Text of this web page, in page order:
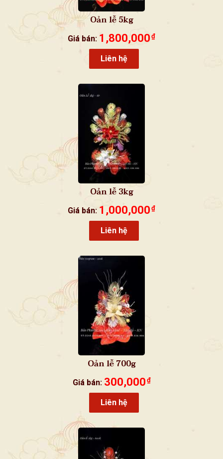
Oản lễ 5kg
Giá bán: 1,800,000 ₫
Liên hệ
Oản lễ 3kg
Giá bán: 1,000,000 ₫
Liên hệ
Oản lễ 700g
Giá bán: 300,000 ₫
Liên hệ